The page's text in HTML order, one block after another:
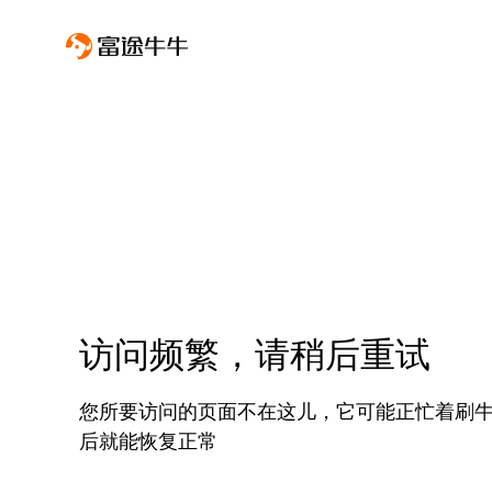
访问频繁，请稍后重试
您所要访问的页面不在这儿，它可能正忙着刷
后就能恢复正常